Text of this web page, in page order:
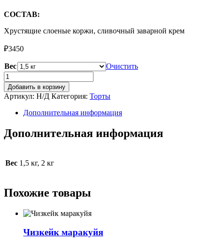
СОСТАВ:
Хрустящие слоеные коржи, сливочный заварной крем
₽3450
Вес
Очистить
Количество
товара
Торт
Наполеон
Добавить в корзину
Артикул: Н/Д Категория: Торты
Дополнительная информация
Дополнительная информация
Вес 1,5 кг, 2 кг
Похожие товары
Чизкейк маракуйя